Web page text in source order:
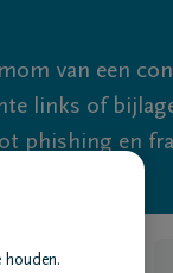
van een
links of
phishing en
voor je 24u/24
houden.